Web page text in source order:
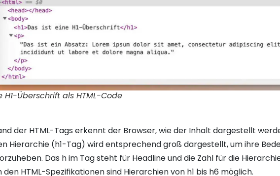
H1-Überschrift als HTML-Code
der HTML-Tags erkennt der Browser, wie der Inhalt dargestellt
Hierarchie (h1-Tag) wird entsprechend groß dargestellt, um ihre
Das h im Tag steht für Headline und die Zahl für die
den HTML-Spezifikationen sind Hierarchien von h1 bis h6 möglich.